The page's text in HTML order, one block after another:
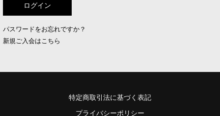
パスワードをお忘れですか？
新規ご入会はこちら
特定商取引法に基づく表記
プライバシーポリシー